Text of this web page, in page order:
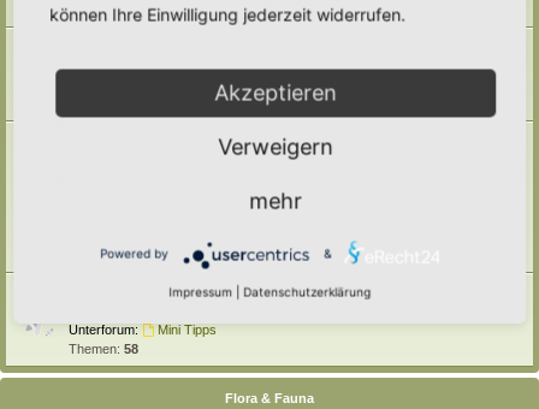
Themen:29
Themen der Ertragszone finden hier einen Platz.
Kompostieren/ Mulchen/ Dauerhumus,
Themen:247
Selber machen
Unterforum:
Mini Tipps
Themen: 58
Flora & Fauna
können Ihre Einwilligung jederzeit widerrufen.
Akzeptieren
Verweigern
mehr
Powered by &
Impressum Datenschutzerklärung